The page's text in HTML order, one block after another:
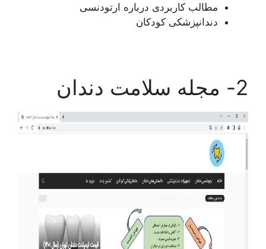
مطالب کاربردی درباره ارتودنسی
دندانپزشکی کودکان
2- مجله سلامت دندان